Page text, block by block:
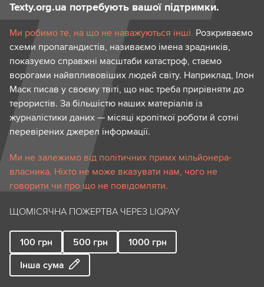
Texty.org.ua потребують вашої підтримки.
Ми робимо те, на що не наважуються інші. Розкриваємо
схеми пропагандистів, називаємо імена зрадників,
показуємо справжні масштаби катастроф, стаємо
ворогами найвпливовіших людей світу. Наприклад, Ілон
Маск писав у своєму твіті, що нас треба прирівняти до
терористів. За більшістю наших матеріалів із
журналістики даних — місяці кропіткої роботи й сотні
перевірених джерел інформації.
Ми не залежимо від політичних примх мільйонера-
власника. Ніхто не може вказувати нам, чого не
говорити чи про що не повідомляти.
ЩОМІСЯЧНА ПОЖЕРТВА ЧЕРЕЗ LIQPAY
100 грн 500 грн 1000 грн
Інша сума